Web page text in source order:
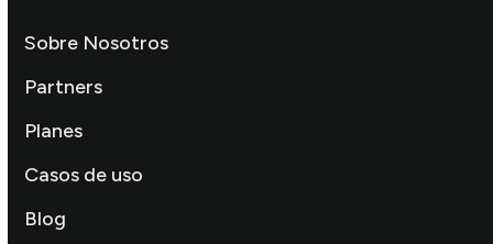
Sobre Nosotros
Partners
Planes
Casos de uso
Blog